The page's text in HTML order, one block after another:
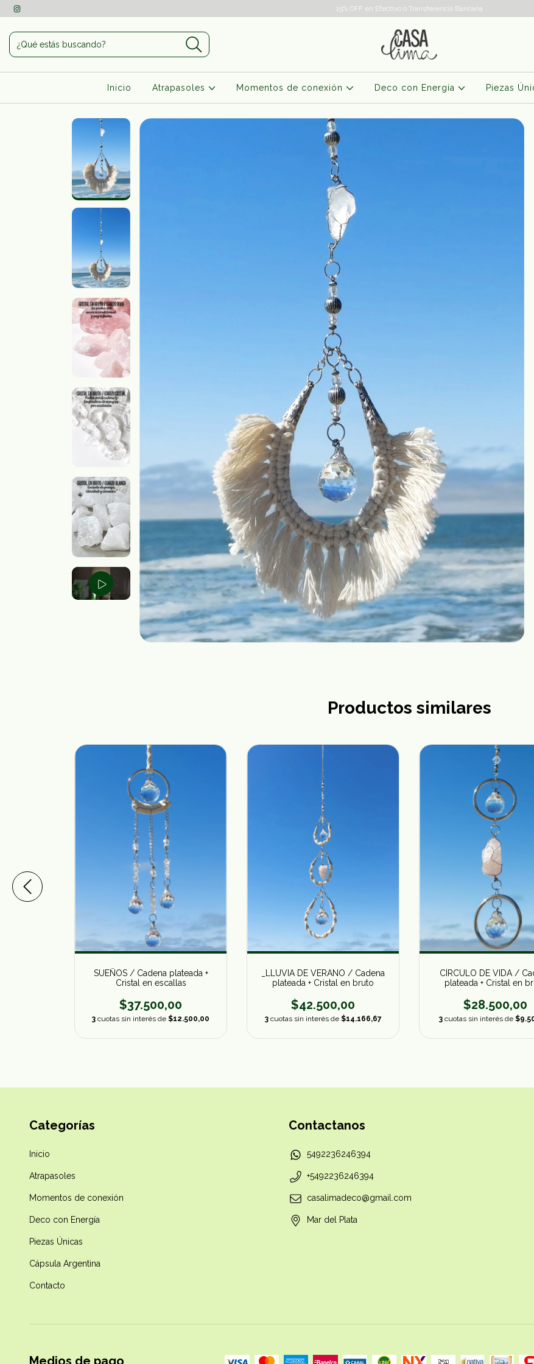
15% OFF en Efectivo o Transferencia Bancaria
Inicio Atrapasoles Momentos de conexión Deco con Energía Piezas
Productos similares
SUEÑOS / Cadena plateada +
Cristal en escallas
$37.500,00
3 cuotas sin interés de $12.500,00
_LLUVIA DE VERANO / Cadena
plateada + Cristal en bruto
$42.500,00
3 cuotas sin interés de $14.166,67
CÍRCULO DE VIDA /
plateada + Cristal en
$28.500,00
3 cuotas sin interés de
Categorías
Inicio
Atrapasoles
Momentos de conexión
Deco con Energía
Piezas Únicas
Cápsula Argentina
Contacto
Contactanos
5492236246394
+5492236246394
casalimadeco@gmail.com
Mar del Plata
Medios de pago